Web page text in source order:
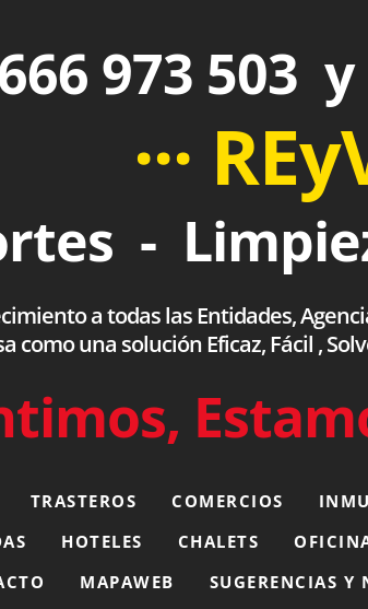
973 503
···
-
a todas las Entidades,
como una solución Eficaz, Fácil ,
TRASTEROS COMERCIOS
HOTELES CHALETS
MAPAWEB SUGERENCIAS Y